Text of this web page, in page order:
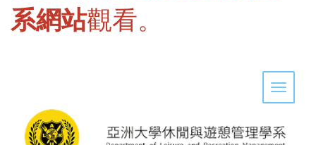
系網站觀看。
Toggle